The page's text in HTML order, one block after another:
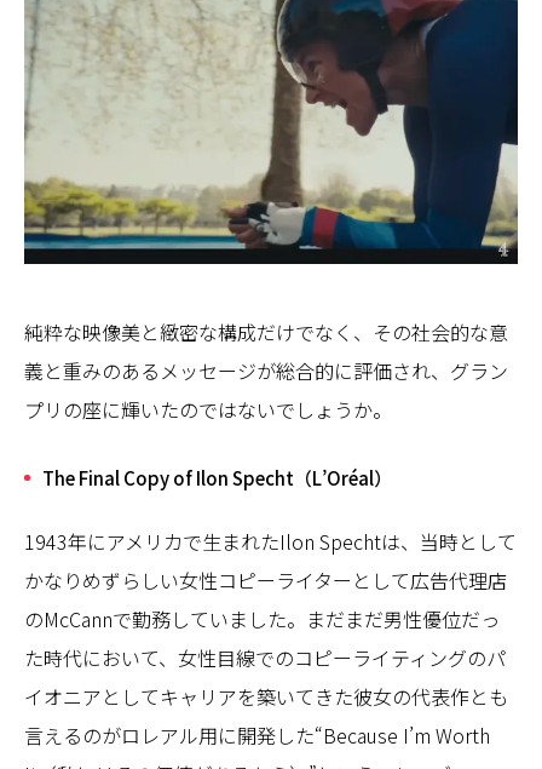
純粋な映像美と緻密な構成だけでなく、その社会的な意
義と重みのあるメッセージが総合的に評価され、グラン
プリの座に輝いたのではないでしょうか。
The Final Copy of Ilon Specht（L’Oréal）
1943年にアメリカで生まれたIlon Spechtは、当時として
かなりめずらしい女性コピーライターとして広告代理店
のMcCannで勤務していました。まだまだ男性優位だっ
た時代において、女性目線でのコピーライティングのパ
イオニアとしてキャリアを築いてきた彼女の代表作とも
言えるのがロレアル用に開発した“Because I’m Worth